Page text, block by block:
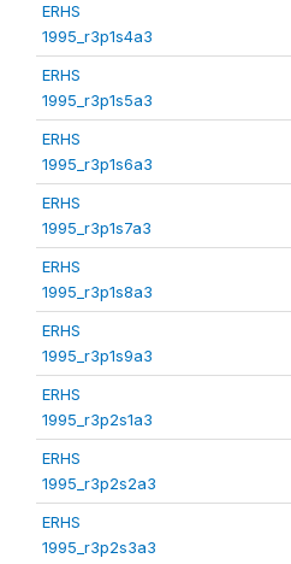
ERHS
1995_r3p1s4a3
ERHS
1995_r3p1s5a3
ERHS
1995_r3p1s6a3
ERHS
1995_r3p1s7a3
ERHS
1995_r3p1s8a3
ERHS
1995_r3p1s9a3
ERHS
1995_r3p2s1a3
ERHS
1995_r3p2s2a3
ERHS
1995_r3p2s3a3